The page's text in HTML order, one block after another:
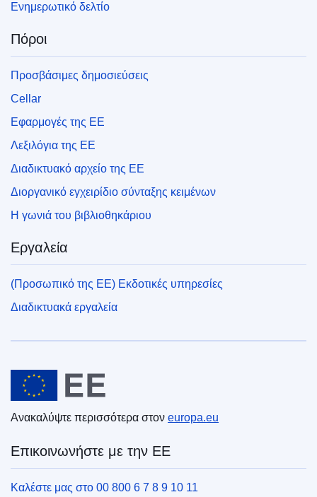
Ενημερωτικό δελτίο
Πόροι
Προσβάσιμες δημοσιεύσεις
Cellar
Εφαρμογές της ΕΕ
Λεξιλόγια της ΕΕ
Διαδικτυακό αρχείο της ΕΕ
Διοργανικό εγχειρίδιο σύνταξης κειμένων
Η γωνιά του βιβλιοθηκάριου
Εργαλεία
(Προσωπικό της ΕΕ) Εκδοτικές υπηρεσίες
Διαδικτυακά εργαλεία
Ευρωπαϊκή Ένωση
Ανακαλύψτε περισσότερα στον europa.eu
Επικοινωνήστε με την ΕΕ
Καλέστε μας στο 00 800 6 7 8 9 10 11